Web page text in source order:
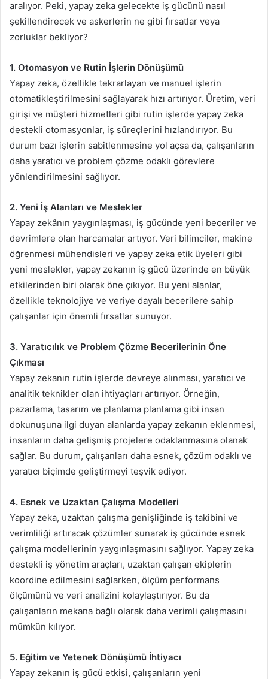
aralıyor. Peki, yapay zeka gelecekte iş gücünü nasıl
şekillendirecek ve askerlerin ne gibi fırsatlar veya
zorluklar bekliyor?
1. Otomasyon ve Rutin İşlerin Dönüşümü
Yapay zeka, özellikle tekrarlayan ve manuel işlerin
otomatikleştirilmesini sağlayarak hızı artırıyor. Üretim, veri
girişi ve müşteri hizmetleri gibi rutin işlerde yapay zeka
destekli otomasyonlar, iş süreçlerini hızlandırıyor. Bu
durum bazı işlerin sabitlenmesine yol açsa da, çalışanların
daha yaratıcı ve problem çözme odaklı görevlere
yönlendirilmesini sağlıyor.
2. Yeni İş Alanları ve Meslekler
Yapay zekânın yaygınlaşması, iş gücünde yeni beceriler ve
devrimlere olan harcamalar artıyor. Veri bilimciler, makine
öğrenmesi mühendisleri ve yapay zeka etik üyeleri gibi
yeni meslekler, yapay zekanın iş gücü üzerinde en büyük
etkilerinden biri olarak öne çıkıyor. Bu yeni alanlar,
özellikle teknolojiye ve veriye dayalı becerilere sahip
çalışanlar için önemli fırsatlar sunuyor.
3. Yaratıcılık ve Problem Çözme Becerilerinin Öne
Çıkması
Yapay zekanın rutin işlerde devreye alınması, yaratıcı ve
analitik teknikler olan ihtiyaçları artırıyor. Örneğin,
pazarlama, tasarım ve planlama planlama gibi insan
dokunuşuna ilgi duyan alanlarda yapay zekanın eklenmesi,
insanların daha gelişmiş projelere odaklanmasına olanak
sağlar. Bu durum, çalışanları daha esnek, çözüm odaklı ve
yaratıcı biçimde geliştirmeyi teşvik ediyor.
4. Esnek ve Uzaktan Çalışma Modelleri
Yapay zeka, uzaktan çalışma genişliğinde iş takibini ve
verimliliği artıracak çözümler sunarak iş gücünde esnek
çalışma modellerinin yaygınlaşmasını sağlıyor. Yapay zeka
destekli iş yönetim araçları, uzaktan çalışan ekiplerin
koordine edilmesini sağlarken, ölçüm performans
ölçümünü ve veri analizini kolaylaştırıyor. Bu da
çalışanların mekana bağlı olarak daha verimli çalışmasını
mümkün kılıyor.
5. Eğitim ve Yetenek Dönüşümü İhtiyacı
Yapay zekanın iş gücü etkisi, çalışanların yeni